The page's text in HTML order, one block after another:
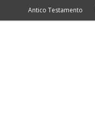
Antico Testamento